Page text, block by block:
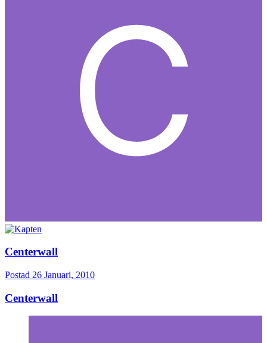
Centerwall
Postad 26 Januari, 2010
Centerwall